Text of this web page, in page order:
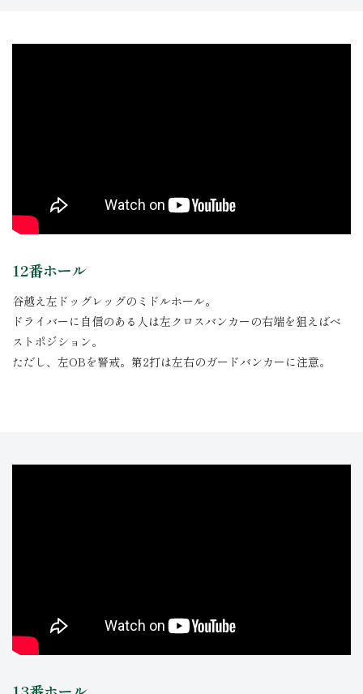
12番ホール
谷越え左ドッグレッグのミドルホール。
ドライバーに自信のある人は左クロスバンカーの右端を狙えばベ
ストポジション。
ただし、左OBを警戒。第2打は左右のガードバンカーに注意。